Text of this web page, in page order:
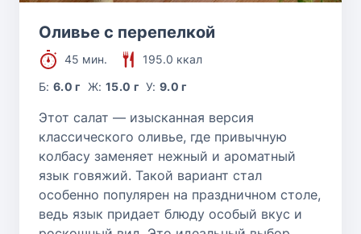
Оливье с перепелкой
45 мин.
195.0 ккал
Б:6.0 г Ж: 15.0 г У:9.0 г
Этот салат — изысканная версия
классического оливье, где привычную
колбасу заменяет нежный и ароматный
язык говяжий. Такой вариант стал
особенно популярен на праздничном столе,
ведь язык придает блюду особый вкус и